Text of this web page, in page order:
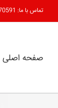
محتوا
تماس با ما: 02186070591
صفحه اصلی